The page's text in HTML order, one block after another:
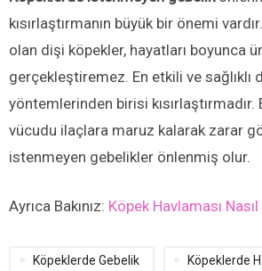
kısırlaştırmanın büyük bir önemi vardır.
olan dişi köpekler, hayatları boyunca
gerçekleştiremez. En etkili ve sağlıklı
yöntemlerinden birisi kısırlaştırmadır.
vücudu ilaçlara maruz kalarak zarar
istenmeyen gebelikler önlenmiş olur.
Ayrıca Bakınız: Köpek Havlaması Nasıl
Köpeklerde Gebelik Köpeklerde